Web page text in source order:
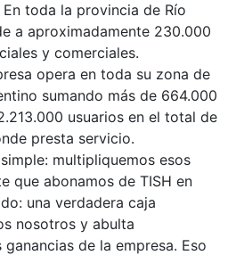
toda la provincia de Río
a aproximadamente 230.000
y comerciales.
opera en toda su zona de
sumando más de 664.000
usuarios en el total de
presta servicio.
multipliquemos esos
que abonamos de TISH en
una verdadera caja
nosotros y abulta
de la empresa. Eso